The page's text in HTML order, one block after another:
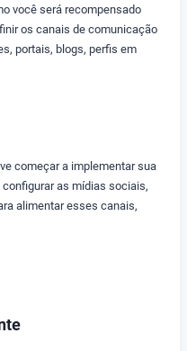
você será recompensado
os canais de comunicação
portais, blogs, perfis em
começar a implementar sua
as mídias sociais,
alimentar esses canais,